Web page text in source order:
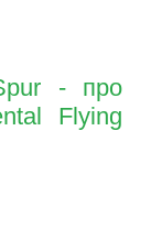
- про
Flying